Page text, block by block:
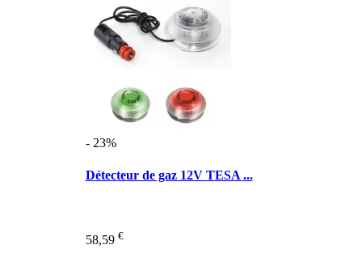
- 23%
Détecteur de gaz 12V TESA ...
58,59 €